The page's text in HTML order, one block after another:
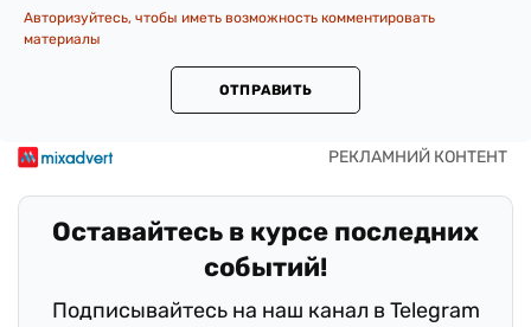
Авторизуйтесь, чтобы иметь возможность комментировать
материалы
ОТПРАВИТЬ
Оставайтесь в курсе последних
событий!
Подписывайтесь на наш канал в Telegram